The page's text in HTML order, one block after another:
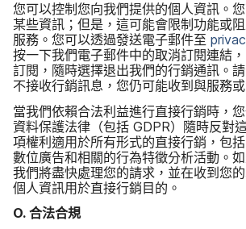
您​可以​控制​您​向​我們​提供​的​個人​資訊。​
某些​資訊​；但是，​這​可能​會​限制​功能​或​
服務。​您​可以​透過​發送​電子​郵件​至
按一​下​我們​電子​郵件​中​的​取消​訂閱​連結
訂閱，​隨時​選擇​退出​我們​的​行銷​通訊。​
不接​收行​銷​訊息，​您​仍​可能​收到​與​服務​
當​我們​依​賴合法​利益​進行​直接​行​銷​時，​
資料​保護​法律​（​包括 GDPR）​隨時​反對​
項​權利​適用​於​所有​形式​的​直接​行銷，​包
數​位​廣告​和​相關​的​行為​特徵​分析​活動。​
我們​將​盡快​處理您​的​請求，​並​在​收到您​
個人​資訊用​於​直接​行​銷目的。
O. 合法合​規